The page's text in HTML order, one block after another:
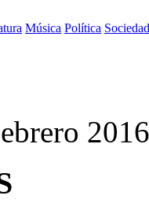
Música Política Sociedad
2016